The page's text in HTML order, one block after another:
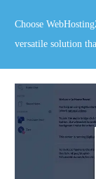
Choose
versatile solution